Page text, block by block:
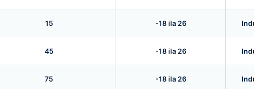
15 -18 ila 26
45 -18 ila 26
75 -18 ila 26